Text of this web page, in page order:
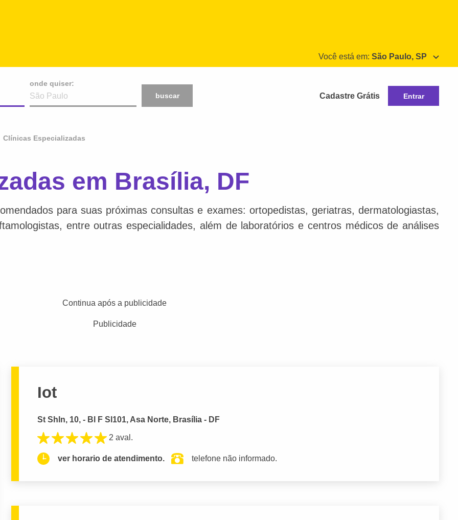
Você está em: São Paulo, SP
onde quiser:
buscar
Cadastre Grátis Entrar
Clínicas Especializadas
em Brasília, DF
para suas próximas consultas e exames: ortopedistas, geriatras, dermatologiastas,
entre outras especialidades, além de laboratórios e centros médicos de análises
Continua após a publicidade
Publicidade
Iot
St Shln, 10, - Bl F Sl101, Asa Norte, Brasília - DF
2 aval.
ver horario de atendimento. telefone não informado.